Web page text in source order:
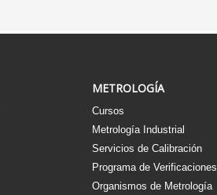
METROLOGÍA
Cursos
Metrología Industrial
Servicios de Calibración
Programa de Verificaciones
Organismos de Metrología